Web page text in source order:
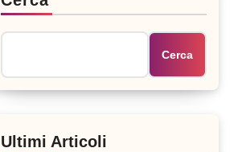
Cerca
Ultimi Articoli